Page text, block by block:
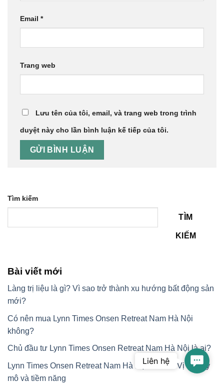
Email *
Trang web
Lưu tên của tôi, email, và trang web trong trình
duyệt này cho lần bình luận kế tiếp của tôi.
Tìm kiếm
TÌM
KIẾM
Bài viết mới
Làng trị liệu là gì? Vì sao trở thành xu hướng bất động sản
mới?
Có nên mua Lynn Times Onsen Retreat Nam Hà Nội
không?
Chủ đầu tư Lynn Times Onsen Retreat Nam Hà Nội là ai?
Lynn Times Onsen Retreat Nam Hà Nội ở đâu? Vị trí, quy
mô và tiềm năng
Liên hệ